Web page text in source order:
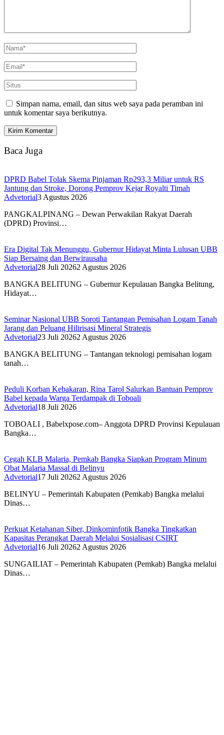
untuk komentar saya berikutnya.
Jantung dan Stroke, Dorong Pemprov Kejar Royalti Timah
Advetorial3 Agustus 2026
(DPRD) Provinsi…
Siap Bersaing dan Berwirausaha
Advetorial28 Juli 20262 Agustus 2026
Hidayat…
Jarang dan Peluang Hilirisasi Mineral Strategis
Advetorial23 Juli 20262 Agustus 2026
tanah…
Babel kepada Warga Terdampak di Toboali
Advetorial18 Juli 2026
Bangka…
Obat Malaria Massal di Belinyu
Advetorial17 Juli 20262 Agustus 2026
Dinas…
Kapasitas Perangkat Daerah Melalui Sosialisasi CSIRT
Advetorial16 Juli 20262 Agustus 2026
Dinas…